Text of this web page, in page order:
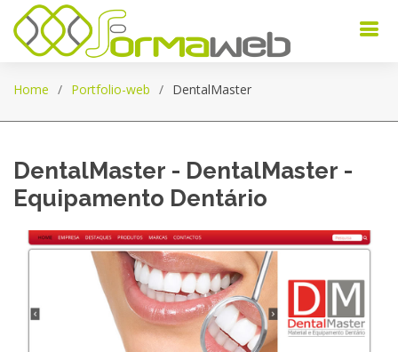
Home Portfolio-web DentalMaster
DentalMaster - DentalMaster -
Equipamento Dentário